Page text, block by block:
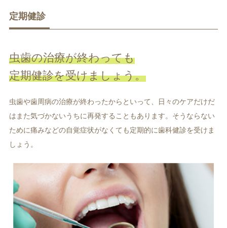
定期健診
虫歯の治療が終わっても
定期健診を受けましょう。
虫歯や歯周病の治療が終わったからといって、日々のケアだけだ
はまた気づかないうちに再発することもあります。そうならない
ために痛みなどの自覚症状がなくても定期的に歯科健診を受けま
しょう。